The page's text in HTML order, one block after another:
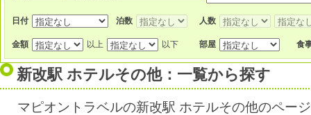
日付 泊数 人数
金額 以上 以下 部屋 食
新改駅 ホテルその他：一覧から探す
マピオントラベルの新改駅 ホテルその他のペー